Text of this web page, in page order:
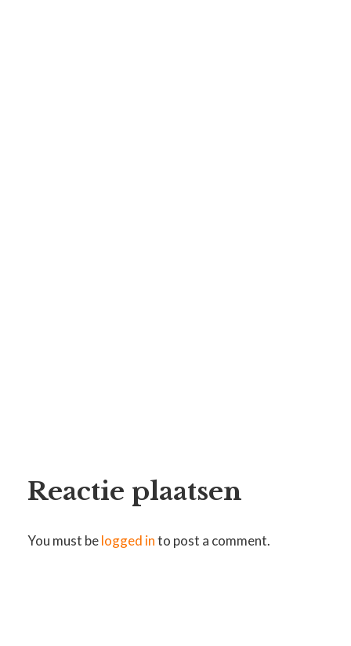
Reactie plaatsen
You must belogged into post a comment.